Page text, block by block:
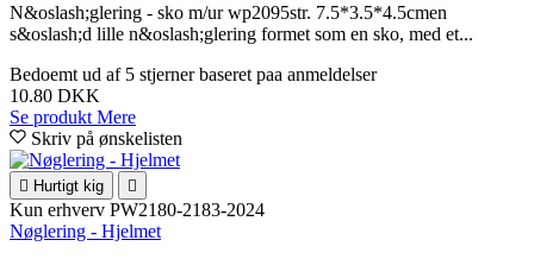
N&oslash;glering - sko m/ur wp2095str. 7.5*3.5*4.5cmen
s&oslash;d lille n&oslash;glering formet som en sko, med et...
Bedoemt ud af 5 stjerner baseret paa anmeldelser
10.80 DKK
Se produkt Mere
Skriv på ønskelisten
 Hurtigt kig 
Kun erhverv PW2180-2183-2024
Nøglering - Hjelmet